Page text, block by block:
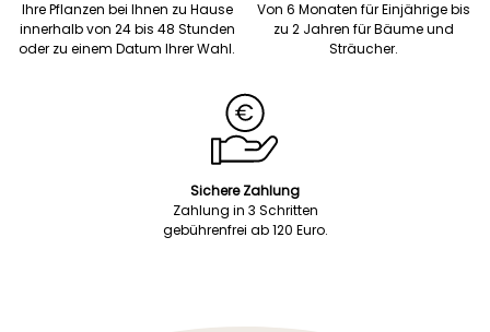
Ihre Pflanzen bei Ihnen zu Hause
innerhalb von 24 bis 48 Stunden
oder zu einem Datum Ihrer Wahl.
Von 6 Monaten für Einjährige bis
zu 2 Jahren für Bäume und
Sträucher.
Sichere Zahlung
Zahlung in 3 Schritten
gebührenfrei ab 120 Euro.